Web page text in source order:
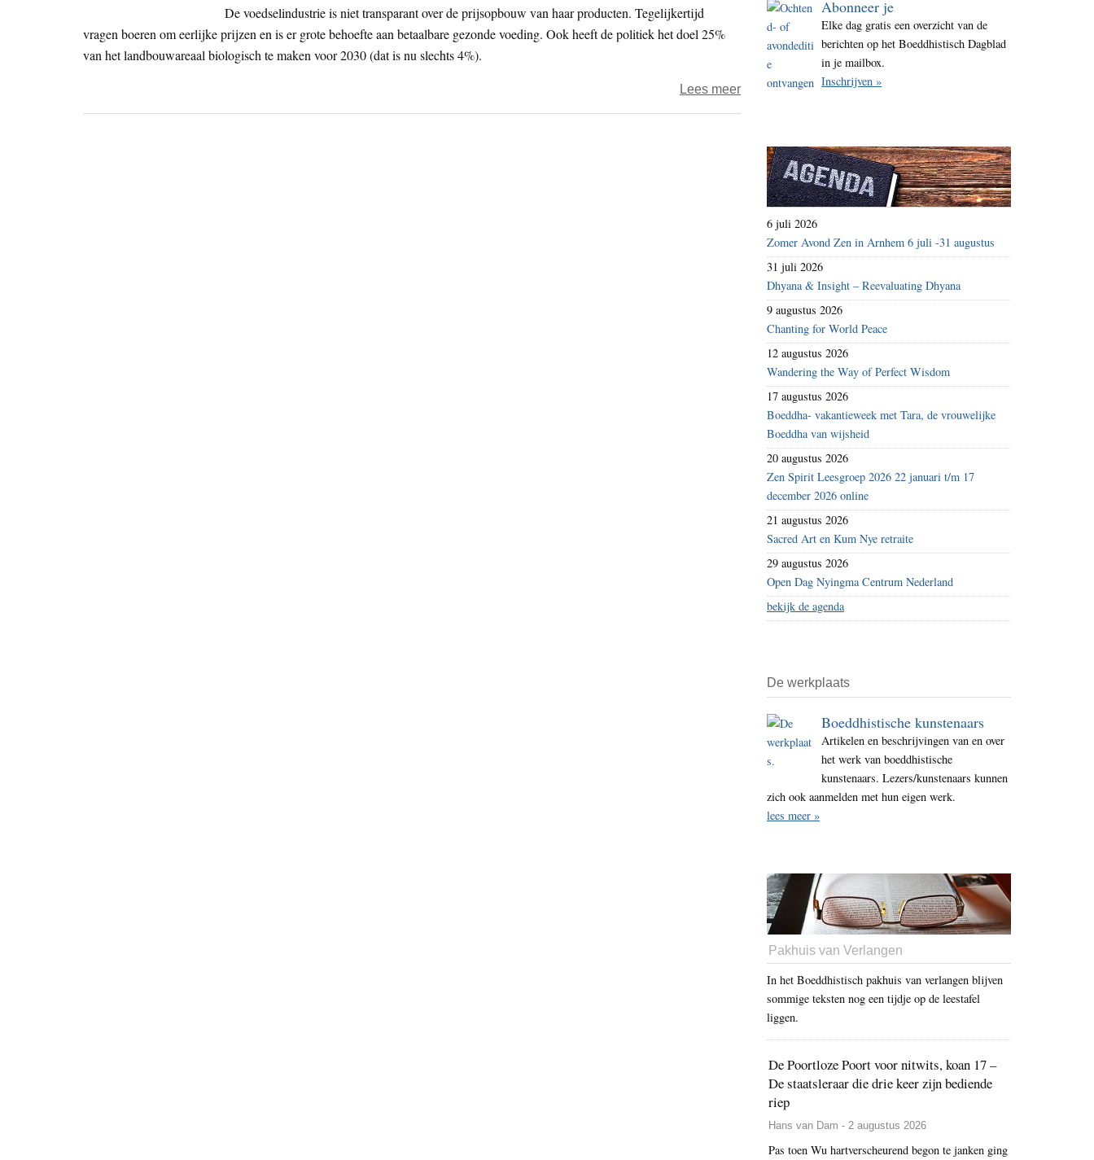
i
t
De voedselindustrie is niet transparant over de prijsopbouw van haar producten. Tegelijkertijd
vragen boeren om eerlijke prijzen en is er grote behoefte aan betaalbare gezonde voeding. Ook heeft de politiek het doel 25%
van het landbouwareaal biologisch te maken voor 2030 (dat is nu slechts 4%).
Lees meerover
Nederlanders
winstmarges
supermarkten
Abonneer je
Elke dag gratis een overzicht van de
berichten op het Boeddhistisch Dagblad
in je mailbox.
Inschrijven »
6 juli 2026
Zomer Avond Zen in Arnhem 6 juli -31 augustus
31 juli 2026
Dhyana & Insight – Reevaluating Dhyana
9 augustus 2026
Chanting for World Peace
12 augustus 2026
Wandering the Way of Perfect Wisdom
17 augustus 2026
Boeddha- vakantieweek met Tara, de vrouwelijke
Boeddha van wijsheid
20 augustus 2026
Zen Spirit Leesgroep 2026 22 januari t/m 17
december 2026 online
21 augustus 2026
Sacred Art en Kum Nye retraite
29 augustus 2026
Open Dag Nyingma Centrum Nederland
bekijk de agenda
De werkplaats
Boeddhistische kunstenaars
Artikelen en beschrijvingen van en over
het werk van boeddhistische
kunstenaars. Lezers/kunstenaars kunnen
zich ook aanmelden met hun eigen werk.
lees meer »
Pakhuis van Verlangen
In het Boeddhistisch pakhuis van verlangen blijven
sommige teksten nog een tijdje op de leestafel
liggen.
De Poortloze Poort voor nitwits, koan 17 –
De staatsleraar die drie keer zijn bediende
riep
Hans van Dam - 2 augustus 2026
Pas toen Wu hartverscheurend begon te janken ging